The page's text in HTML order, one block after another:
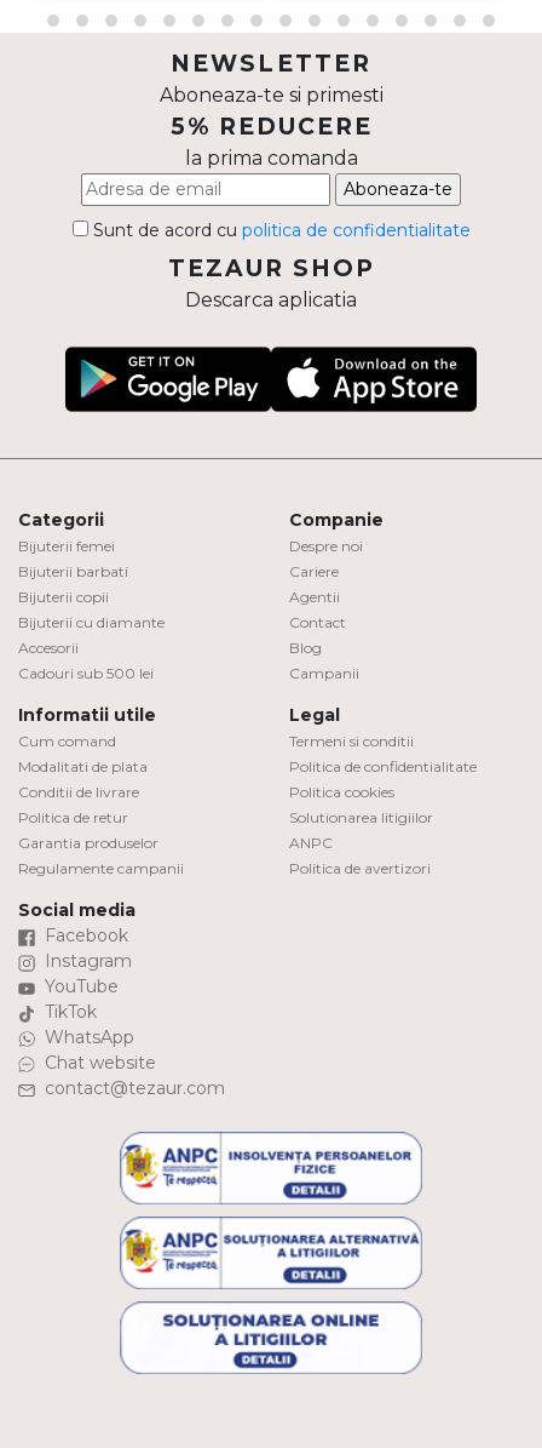
NEWSLETTER
Aboneaza-te si primesti
5% REDUCERE
la prima comanda
Aboneaza-te
Sunt de acord cu politica de confidentialitate
TEZAUR SHOP
Descarca aplicatia
Categorii
Bijuterii femei
Bijuterii barbati
Bijuterii copii
Bijuterii cu diamante
Accesorii
Cadouri sub 500 lei
Companie
Despre noi
Cariere
Agentii
Contact
Blog
Campanii
Informatii utile
Cum comand
Modalitati de plata
Conditii de livrare
Politica de retur
Garantia produselor
Regulamente campanii
Legal
Termeni si conditii
Politica de confidentialitate
Politica cookies
Solutionarea litigiilor
ANPC
Politica de avertizori
Social media
Facebook
Instagram
YouTube
TikTok
WhatsApp
Chat website
contact@tezaur.com